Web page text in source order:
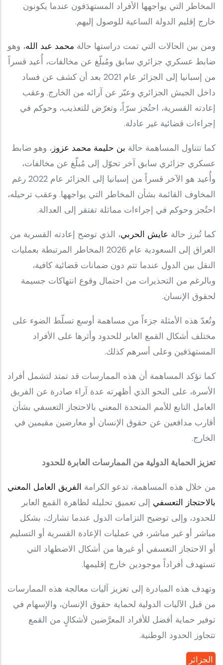
المخاطر التي يواجهها الأفراد المستهدَفون عندما يكونون
خارج إقليم الدولة الساعية للوصول إليهم.
ومن بين الحالات التي تمت دراستها حالة محمد عبد الله، وهو
ضابط عسكري جزائري سابق ومُبلّغ عن مخالفات، أُعيد قسراً
من إسبانيا إلى الجزائر عام 2021 بعد أن كشف عن فساد
داخل الجيش الجزائري وعبّر عن آرائه من الخارج. وعقب
إعادته القسرية، احتُجز سرّاً، وتعرّض للتعذيب، وحوكم في
إجراءات قضائية غير عادلة.
كما تتناول المساهمة حالة بن حليمة محمد عزوز ، وهو ضابط
عسكري جزائري سابق آخر تحوّل إلى مُبلّغ عن مخالفات،
وأُعيد هو الآخر قسراً من إسبانيا إلى الجزائر عام 2022 رغم
المخاوف القائمة بشأن المخاطر التي يواجهها. وعقب ترحيله،
احتُجز وحوكم في إجراءات مماثلة تفتقر إلى العدالة.
كما تُبرز حالة عايش الحربي، الذي توضح إعادته القسرية من
العراق إلى السعودية عام 2026 المخاطر المرتبطة بعمليات
النقل بين الدول عندما تتم دون ضمانات قضائية كافية،
وبالرغم من التحذيرات من احتمال وقوع انتهاكات جسيمة
لحقوق الإنسان.
وتُعدّ هذه الأمثلة جزءاً من مساهمة أوسع تسلّط الضوء على
مختلف أشكال القمع العابر للحدود وأثرها على الأفراد
المستهدَفين وعلى أسرهم كذلك.
كما تؤكد المساهمة أن هذه الممارسات قد تمتد لتشمل أفراد
الأسرة، على النحو الذي أظهرته عدة آراء صادرة عن الفريق
العامل التابع للأمم المتحدة المعني بالاحتجاز التعسفي بشأن
أقارب مدافعين عن حقوق الإنسان أو معارضين مقيمين في
الخارج.
تعزيز الحماية الدولية من الممارسات العابرة للحدود
من خلال هذه المساهمة، تدعو الكرامة الفريق العامل المعني
بالاحتجاز التعسفي إلى تعميق تحليله لظاهرة القمع العابر
للحدود، وإلى توضيح التزامات الدول عندما تشارك، بشكل
مباشر أو غير مباشر، في عمليات الإعادة القسرية أو التسليم
أو الاحتجاز التعسفي أو غيرها من أشكال الاضطهاد التي
تستهدف أفراداً موجودين خارج إقليمها.
وتهدف هذه المبادرة إلى تعزيز آليات معالجة هذه الممارسات
من قبل الآليات الدولية لحماية حقوق الإنسان، والإسهام في
توفير حماية أفضل للأفراد المعرَّضين لأشكالٍ من القمع
تتجاوز الحدود الوطنية.
الجزائر